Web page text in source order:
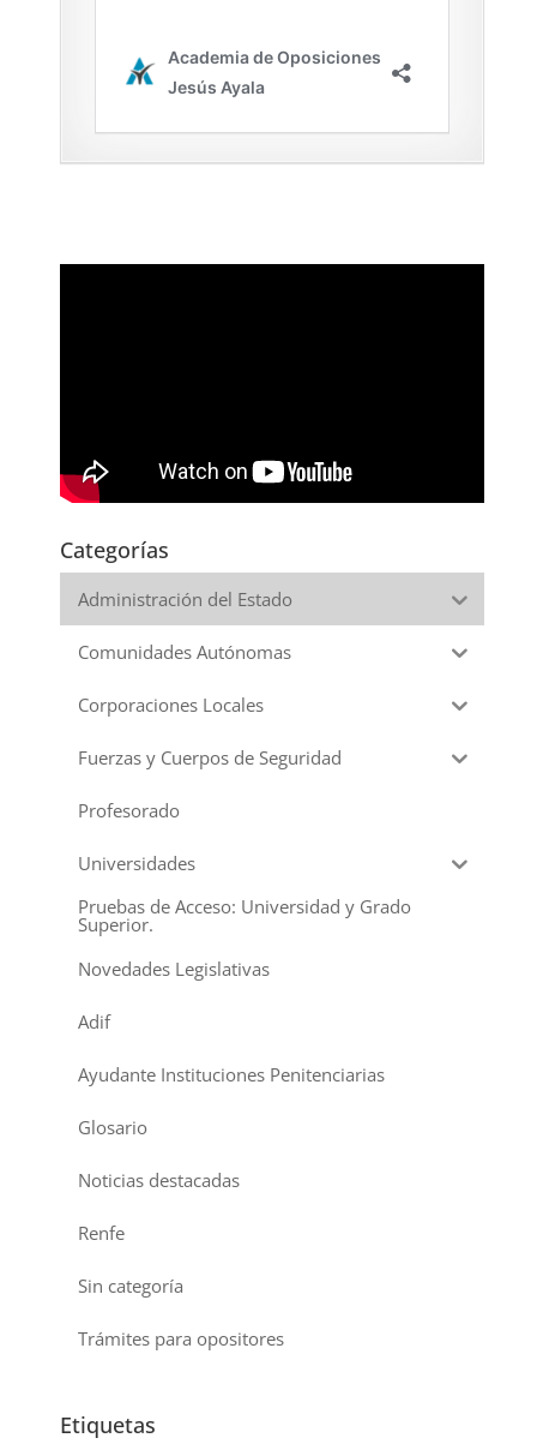
Categorías
Administración del Estado
Comunidades Autónomas
Corporaciones Locales
Fuerzas y Cuerpos de Seguridad
Profesorado
Universidades
Pruebas de Acceso: Universidad y Grado
Superior.
Novedades Legislativas
Adif
Ayudante Instituciones Penitenciarias
Glosario
Noticias destacadas
Renfe
Sin categoría
Trámites para opositores
Etiquetas